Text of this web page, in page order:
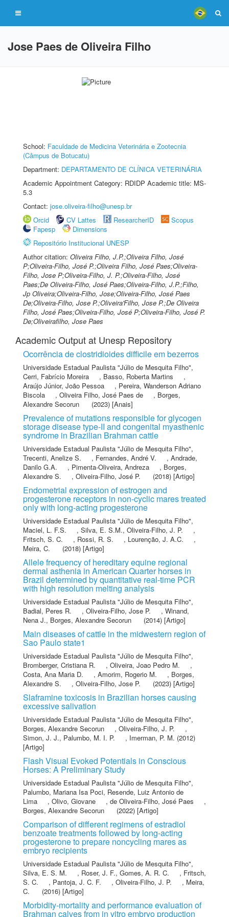
Jose Paes de Oliveira Filho
School: Faculdade de Medicina Veterinária e Zootecnia
(Câmpus de Botucatu)
Department: DEPARTAMENTO DE CLÍNICA VETERINÁRIA
Academic Appointment Category: RDIDP Academic title: MS-
5.3
Contact: jose.oliveira-filho@unesp.br
Orcid
CV Lattes ResearcherID
Scopus
Fapesp
Dimensions
Repositório Institucional UNESP
Author citation: Oliveira Filho, J.P.;Oliveira Filho, José
P;Oliveira-Filho, José P.;Oliveira Filho, José Paes;Oliveira-
Filho, Jose P;Oliveira-Filho, J. P.;Oliveira-Filho, José
Paes;De Oliveira-Filho, José Paes;Oliveira-Filho, J.P.;Filho,
Jp Oliveira;Oliveira-Filho, Jose;Oliveira-Filho, José Paes
De;Oliveira-Filho, Jose P.;Oliveira'Filho, Jose P.;De Oliveira
Filho, José Paes;Oliveira-Filho, José P;Oliveira-Filho, José P.
De;Oliveirafilho, Jose Paes
Academic Output at Unesp Repository
Ocorrência de clostridioides difficile em bezerros
Universidade Estadual Paulista "Júlio de Mesquita Filho",
Cerri, Fabrício Moreira
, Basso, Roberta Martins
,
Araújo Júnior, João Pessoa
, Pereira, Wanderson Adriano
Biscola
, Oliveira Filho, José Paes de , Borges,
Alexandre Secorun
(2023) [Anais]
Prevalence of mutations responsible for glycogen
storage disease type-II and congenital myasthenic
syndrome in Brazilian Brahman cattle
Universidade Estadual Paulista "Júlio de Mesquita Filho",
Trecenti, Anelize S.
, Fernandes, André V. , Andrade,
Danilo G.A.
, Pimenta-Oliveira, Andreza , Borges,
Alexandre S.
, Oliveira-Filho, José P. (2018) [Artigo]
Endometrial expression of estrogen and
progesterone receptors in non-cyclic mares treated
only with long-acting progesterone
Universidade Estadual Paulista "Júlio de Mesquita Filho",
Maciel, L. F.S.
, Silva, E. S.M., Oliveira-Filho, J. P.
,
Fritsch, S. C.
, Rossi, R. S. , Lourenção, J. A.C.
,
Meira, C.
(2018) [Artigo]
Allele frequency of hereditary equine regional
dermal asthenia in American Quarter horses in
Brazil determined by quantitative real-time PCR
with high resolution melting analysis
Universidade Estadual Paulista "Júlio de Mesquita Filho",
Badial, Peres R.
, Oliveira-Filho, Jose P. , Winand,
Nena J., Borges, Alexandre Secorun (2014) [Artigo]
Main diseases of cattle in the midwestern region of
Sao Paulo state1
Universidade Estadual Paulista "Júlio de Mesquita Filho",
Bromberger, Cristiana R.
, Oliveira, Joao Pedro M.
,
Costa, Ana Maria D.
, Amorim, Rogerio M. , Borges,
Alexandre S.
, Oliveira-Filho, Jose P. (2023) [Artigo]
Slaframine toxicosis in Brazilian horses causing
excessive salivation
Universidade Estadual Paulista "Júlio de Mesquita Filho",
Borges, Alexandre Secorun
, Oliveira-Filho, J. P.
,
Simon, J. J., Palumbo, M. I. P. , Imerman, P. M. (2012)
[Artigo]
Flash Visual Evoked Potentials in Conscious
Horses: A Preliminary Study
Universidade Estadual Paulista "Júlio de Mesquita Filho",
Palumbo, Mariana Isa Poci, Resende, Luiz Antonio de
Lima
, Olivo, Giovane , de Oliveira-Filho, José Paes
,
Borges, Alexandre Secorun
(2022) [Artigo]
Comparison of different regimens of estradiol
benzoate treatments followed by long-acting
progesterone to prepare noncycling mares as
embryo recipients
Universidade Estadual Paulista "Júlio de Mesquita Filho",
Silva, E. S. M.
, Roser, J. F., Gomes, A. R. C. , Fritsch,
S. C.
, Pantoja, J. C. F. , Oliveira-Filho, J. P. , Meira,
C.
(2016) [Artigo]
Morbidity-mortality and performance evaluation of
Brahman calves from in vitro embryo production